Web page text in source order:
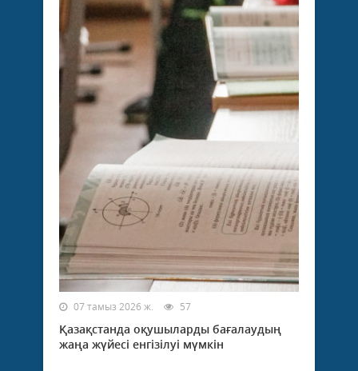
07 тамыз 2026 ж. 57
Қазақстанда оқушыларды бағалаудың
жаңа жүйесі енгізілуі мүмкін